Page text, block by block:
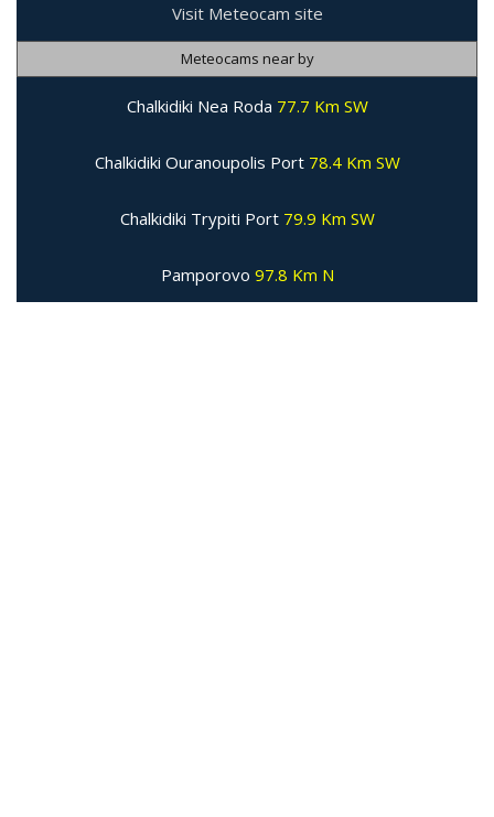
Visit Meteocam site
Meteocams near by
Chalkidiki Nea Roda 77.7 Km SW
Chalkidiki Ouranoupolis Port 78.4 Km SW
Chalkidiki Trypiti Port 79.9 Km SW
Pamporovo 97.8 Km N